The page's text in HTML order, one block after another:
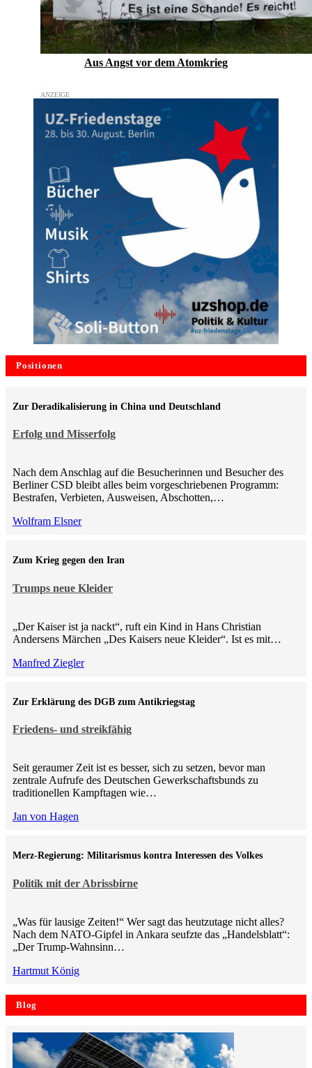
Aus Angst vor dem Atomkrieg
Positionen
Erfolg und Misserfolg
Zur Deradikalisierung in China und Deutschland
Nach dem Anschlag auf die Besucherinnen und Besucher des
Berliner CSD bleibt alles beim vorgeschriebenen Programm:
Bestrafen, Verbieten, Ausweisen, Abschotten,…
Wolfram Elsner
Trumps neue Kleider
Zum Krieg gegen den Iran
„Der Kaiser ist ja nackt“, ruft ein Kind in Hans Christian
Andersens Märchen „Des Kaisers neue Kleider“. Ist es mit…
Manfred Ziegler
Friedens- und streikfähig
Zur Erklärung des DGB zum Antikriegstag
Seit geraumer Zeit ist es besser, sich zu setzen, bevor man
zentrale Aufrufe des Deutschen Gewerkschaftsbunds zu
traditionellen Kampftagen wie…
Jan von Hagen
Politik mit der Abrissbirne
Merz-Regierung: Militarismus kontra Inte­ressen des Volkes
„Was für lausige Zeiten!“ Wer sagt das heutzutage nicht alles?
Nach dem NATO-Gipfel in Ankara seufzte das „Handelsblatt“:
„Der Trump-Wahnsinn…
Hartmut König
Blog